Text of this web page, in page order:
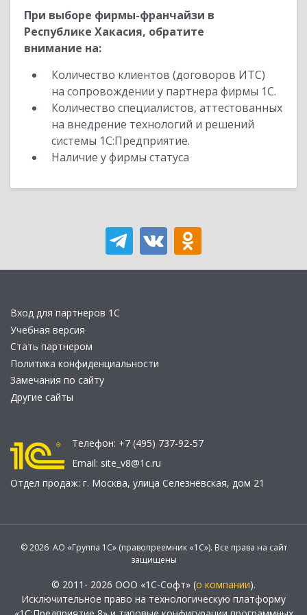
При выборе фирмы-франчайзи в
Республике Хакасия, обратите
внимание на:
Количество клиентов (договоров ИТС)
на сопровождении у партнера фирмы 1С.
Количество специалистов, аттестованных
на внедрение технологий и решений
системы 1С:Предприятие.
Наличие у фирмы статуса
Вход для партнеров 1С
Учебная версия
Стать партнером
Политика конфиденциальности
Замечания по сайту
Другие сайты
Телефон: +7 (495) 737-92-57
Email: site_v8@1c.ru
Отдел продаж: г. Москва, улица Селезнёвская, дом 21
© 2026 АО «Группа 1С» (правопреемник «1С»). Все права на сайт
защищены
© 2011- 2026 ООО «1С-Софт» (о компании).
Исключительное право на технологическую платформу